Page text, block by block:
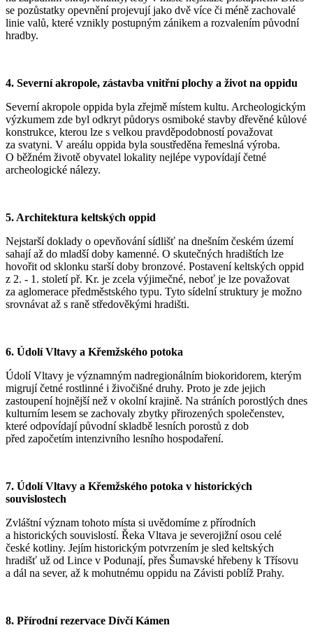
se pozůstatky opevnění projevují jako dvě více či méně zachovalé
linie valů, které vznikly postupným zánikem a rozvalením původní
hradby.
4. Severní akropole, zástavba vnitřní plochy a život na oppidu
Severní akropole oppida byla zřejmě místem kultu. Archeologickým
výzkumem zde byl odkryt půdorys osmiboké stavby dřevěné kůlové
konstrukce, kterou lze s velkou pravděpodobností považovat
za svatyni. V areálu oppida byla soustředěna řemeslná výroba.
O běžném životě obyvatel lokality nejlépe vypovídají četné
archeologické nálezy.
5. Architektura keltských oppid
Nejstarší doklady o opevňování sídlišť na dnešním českém území
sahají až do mladší doby kamenné. O skutečných hradištích lze
hovořit od sklonku starší doby bronzové. Postavení keltských oppid
z 2. - 1. století př. Kr. je zcela výjimečné, neboť je lze považovat
za aglomerace předměstského typu. Tyto sídelní struktury je možno
srovnávat až s raně středověkými hradišti.
6. Údolí Vltavy a Křemžského potoka
Údolí Vltavy je významným nadregionálním biokoridorem, kterým
migrují četné rostlinné i živočišné druhy. Proto je zde jejich
zastoupení hojnější než v okolní krajině. Na stráních porostlých dnes
kulturním lesem se zachovaly zbytky přirozených společenstev,
které odpovídají původní skladbě lesních porostů z dob
před započetím intenzivního lesního hospodaření.
7. Údolí Vltavy a Křemžského potoka v historických
souvislostech
Zvláštní význam tohoto místa si uvědomíme z přírodních
a historických souvislostí. Řeka Vltava je severojižní osou celé
české kotliny. Jejím historickým potvrzením je sled keltských
hradišť už od Lince v Podunají, přes Šumavské hřebeny k Třísovu
a dál na sever, až k mohutnému oppidu na Závisti poblíž Prahy.
8. Přírodní rezervace Dívčí Kámen